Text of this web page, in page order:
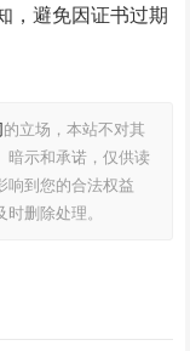
，避免因证书过期
的立场，本站不对其
暗示和承诺，仅供读
响到您的合法权益
删除处理。